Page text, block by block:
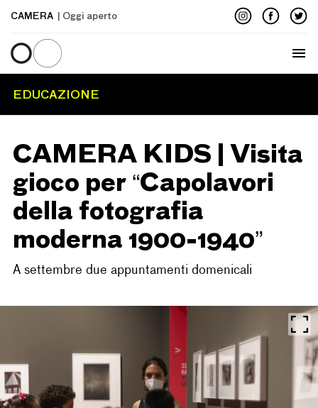
CAMERA | Oggi aperto
Menu
EDUCAZIONE
CAMERA KIDS | Visita
gioco per “Capolavori
della fotografia
moderna 1900-1940”
A settembre due appuntamenti domenicali